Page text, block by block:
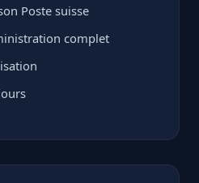
Poste suisse
complet